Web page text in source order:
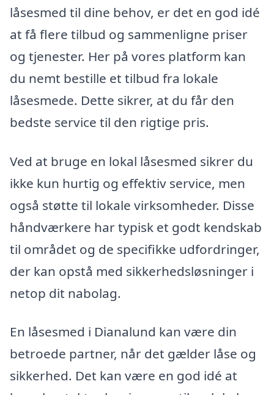
låsesmed til dine behov, er det en god idé
at få flere tilbud og sammenligne priser
og tjenester. Her på vores platform kan
du nemt bestille et tilbud fra lokale
låsesmede. Dette sikrer, at du får den
bedste service til den rigtige pris.
Ved at bruge en lokal låsesmed sikrer du
ikke kun hurtig og effektiv service, men
også støtte til lokale virksomheder. Disse
håndværkere har typisk et godt kendskab
til området og de specifikke udfordringer,
der kan opstå med sikkerhedsløsninger i
netop dit nabolag.
En låsesmed i Dianalund kan være din
betroede partner, når det gælder låse og
sikkerhed. Det kan være en god idé at